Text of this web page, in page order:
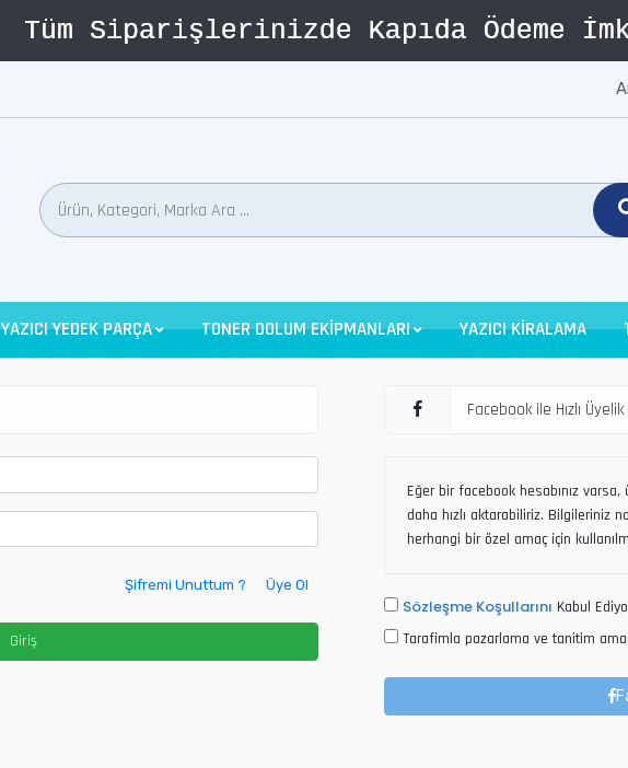
YAZICI YEDEK PARÇA TONER DOLUM EKİPMANLARI YAZICI KİRALAMA
Üye Ol
Şifremi Unuttum ?
Facebook ile Hızlı Üyelik
Eğer bir facebook hesabınız
daha hızlı aktarabiliriz. Bilgileriniz
herhangi bir özel amaç için
Sözleşme Koşullarını Kabul
Tarafimla pazarlama ve tanitim